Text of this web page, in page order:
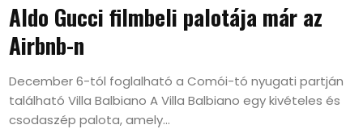
Aldo Gucci filmbeli palotája már az
Airbnb-n
December 6-tól foglalható a Comói-tó nyugati partján
található Villa Balbiano A Villa Balbiano egy kivételes és
csodaszép palota, amely...